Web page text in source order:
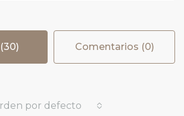
Comentarios (0)
por defecto